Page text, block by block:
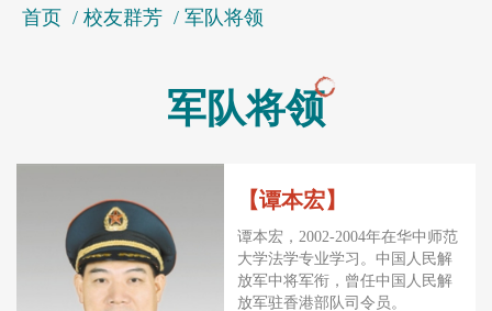
首页 / 校友群芳 / 军队将领
军队将领
【谭本宏】
谭本宏，2002-2004年在华中师范
大学法学专业学习。中国人民解
放军中将军衔，曾任中国人民解
放军驻香港部队司令员。